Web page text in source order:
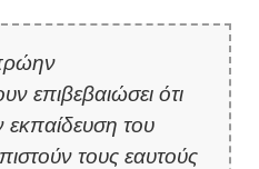
επιβεβαιώσει ότι
εκπαίδευση του
τους εαυτούς